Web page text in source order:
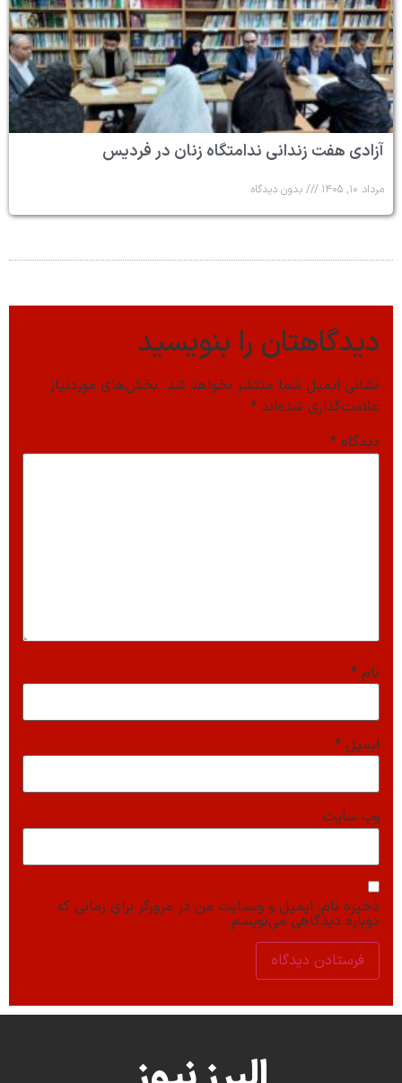
آزادی هفت زندانی ندامتگاه زنان در فردیس
مرداد ۱۰, ۱۴۰۵ بدون دیدگاه
دیدگاهتان را بنویسید
نشانی ایمیل شما منتشر نخواهد شد. بخش‌های موردنیاز
علامت‌گذاری شده‌اند *
دیدگاه *
نام *
ایمیل *
وب‌ سایت
ذخیره نام، ایمیل و وبسایت من در مرورگر برای زمانی که
دوباره دیدگاهی می‌نویسم.